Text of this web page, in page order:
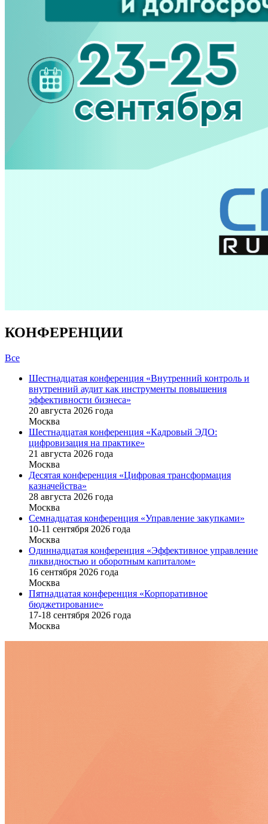
КОНФЕРЕНЦИИ
Все
Шестнадцатая конференция «Внутренний контроль и
внутренний аудит как инструменты повышения
эффективности бизнеса»
20 августа 2026 года
Москва
Шестнадцатая конференция «Кадровый ЭДО:
цифровизация на практике»
21 августа 2026 года
Москва
Десятая конференция «Цифровая трансформация
казначейства»
28 августа 2026 года
Москва
Семнадцатая конференция «Управление закупками»
10-11 сентября 2026 года
Москва
Одиннадцатая конференция «Эффективное управление
ликвидностью и оборотным капиталом»
16 cентября 2026 года
Москва
Пятнадцатая конференция «Корпоративное
бюджетирование»
17-18 сентября 2026 года
Москва